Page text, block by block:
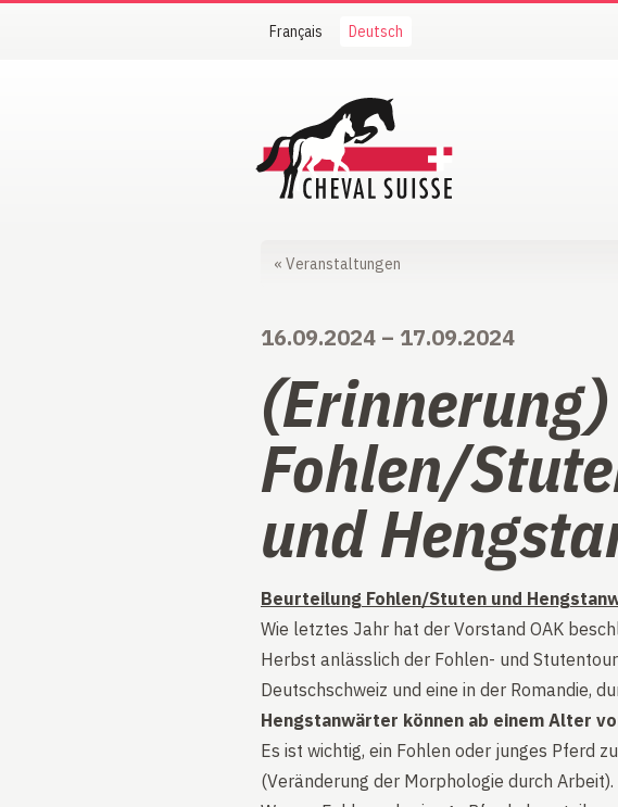
Français Deutsch
Cheval Suisse
« Veranstaltungen
16.09.2024 – 17.09.2024
Fohlen/
und
Beurteilung Fohlen/Stuten und
Wie letztes Jahr hat der Vorstand OAK
Herbst anlässlich der Fohlen- und
Deutschschweiz und eine in der Romandie,
Hengstanwärter können ab einem Alter
Es ist wichtig, ein Fohlen oder junges Pferd
(Veränderung der Morphologie durch Arbeit).